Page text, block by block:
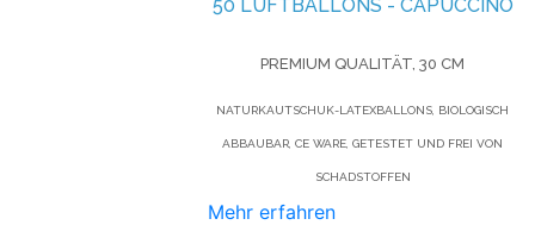
50 LUFTBALLONS - CAPUCCINO
PREMIUM QUALITÄT, 30 CM
NATURKAUTSCHUK-LATEXBALLONS, BIOLOGISCH
ABBAUBAR, CE WARE, GETESTET UND FREI VON
SCHADSTOFFEN
Mehr erfahren